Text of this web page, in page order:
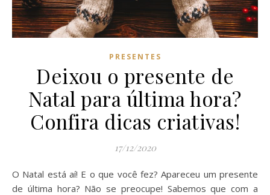
PRESENTES
Deixou o presente de
Natal para última hora?
Confira dicas criativas!
17/12/2020
O Natal está aí! E o que você fez? Apareceu um presente
de última hora? Não se preocupe! Sabemos que com a